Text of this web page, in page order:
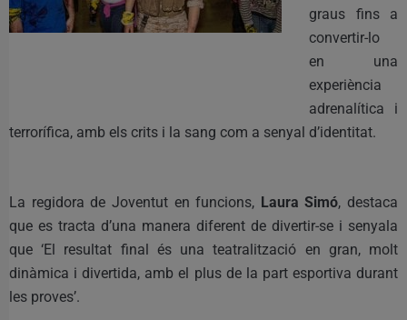
graus fins a
convertir-lo
en una
experiència
adrenalítica i
terrorífica, amb els crits i la sang com a senyal d’identitat.
La regidora de Joventut en funcions, Laura Simó, destaca
que es tracta d’una manera diferent de divertir-se i senyala
que ‘El resultat final és una teatralització en gran, molt
dinàmica i divertida, amb el plus de la part esportiva durant
les proves’.